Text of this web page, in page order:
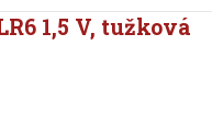
1,5 V, tužková